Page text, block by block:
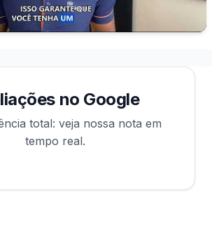
no Google
total: veja nossa nota em
tempo real.